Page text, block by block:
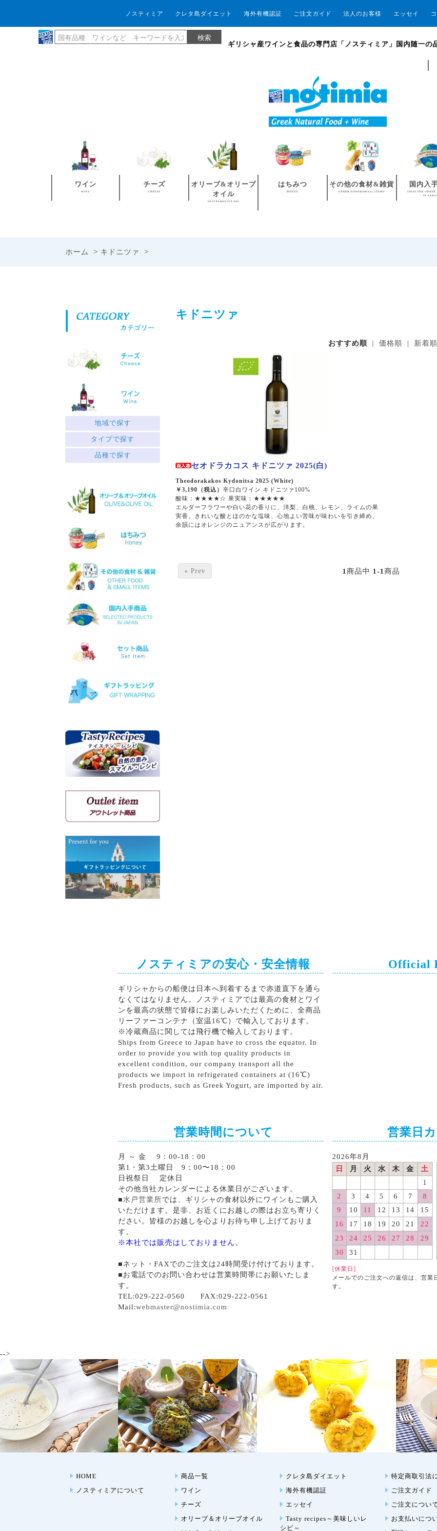
エッセイ
法人のお客様
ご注文ガイド
海外有機認証
クレタ島ダイエット
ノスティミア
ギリシャ産ワインと食品の専門店「ノスティミア」国内随一
ワイン
WINE
チーズ
CHEESE
オリーブ&オリーブ
オイル
OLIVES&OLIVE OIL
はちみつ
HONEY
その他の食材&雑貨
OTHER FOOD&SMALL ITEMS
国内入
SELECTED GREEK
IN
ホーム > キドニツァ >
キドニツァ
おすすめ順 | 価格順 | 新着順
セオドラカコス キドニツァ 2025(白)
Theodorakakos Kydonitsa 2025 (White)
￥3,190（税込）辛口白ワイン キドニツァ100%
酸味：★★★★☆ 果実味：★★★★★
エルダーフラワーや白い花の香りに、洋梨、白桃、レモン、ライムの果
実香。きれいな酸とほのかな塩味、心地よい苦味が味わいを引き締め、
余韻にはオレンジのニュアンスが広がります。
« Prev 1商品中 1-1商品
地域で探す
ギリシャ北部
中央ギリシャ
ペロポネソス半島とイオニ
ア諸島
タイプで探す
赤
├ミディアムボディ
├リッチ
├フルーティー
スパークリング
デザート
ワインセット
品種で探す
サヴァティアノ
アシリティコ
マスカット
キドニツァ
ロボラ
ヴィディアノ
ヴィラナ
マスカットオブスピナ
ガイドゥリア
アイダニ
モスコフィレロ
ゲヴェルツトラミネール
ミュスカ・ブラン・ア・プ
ティ・グラン
クシノマブロ
アギヨルギティコ
マヴロ クンドゥラ オブ キ
ミ
マヴロダフニ
コチファリ
マンディラリ
リャティコ
マヴロトラガノ
リムニョナ
グルナッシュ
シラー
カベルネソーヴィニョン
ノスティミアの安心・安全情報
ギリシャからの船便は日本へ到着するまで赤道直下を通ら
なくてはなりません。ノスティミアでは最高の食材とワイ
ンを最高の状態で皆様にお楽しみいただくために、全商品
リーファーコンテナ（室温16℃）で輸入しております。
※冷蔵商品に関しては飛行機で輸入しております。
Ships from Greece to Japan have to cross the equator. In
order to provide you with top quality products in
excellent condition, our company transport all the
products we import in refrigerated containers at (16℃)
Fresh products, such as Greek Yogurt, are imported by air.
Official
営業時間について
月 ～ 金 9：00-18：00
第1・第3土曜日 9：00〜18：00
日祝祭日 定休日
その他当社カレンダーによる休業日がございます。
■水戸営業所では、ギリシャの食材以外にワインもご購入
いただけます。是非、お近くにお越しの際はお立ち寄りく
ださい。皆様のお越しを心よりお待ち申し上げておりま
す。
※本社では販売はしておりません。
■ネット・FAXでのご注文は24時間受け付けております。
■お電話でのお問い合わせは営業時間帯にお願いたしま
す。
TEL:029-222-0560 FAX:029-222-0561
Mail:webmaster@nostimia.com
営業日
2026年8月
日
月 火 水 木 金
土
1
2
3 4 5 6 7
8
9
10 11 12 13 14
15
16
17 18 19 20 21
22
23
24 25 26 27 28
29
30
31
[休業日]
メールでのご注文への返信は、営業
す。
-->
HOME
ノスティミアについて
商品一覧
ワイン
チーズ
オリーブ＆オリーブオイル
クレタ島ダイエット
海外有機認証
エッセイ
Tasty recipes～美味しいレ
シピ～
特定商取引法
ご注文ガイド
ご注文につい
お支払いにつ